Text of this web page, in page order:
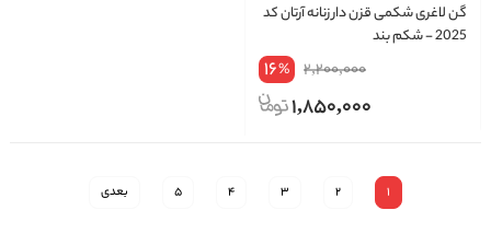
گن لاغری شکمی قزن دار زنانه آرتان کد
2025 - شکم بند
2,200,000
16%
1,850,000
1
2
3
4
5 بعدی